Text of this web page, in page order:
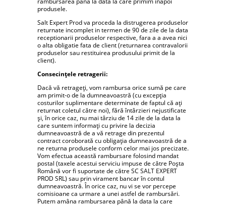
produsele.
Salt Expert Prod va proceda la distrugerea produselor
returnate incomplet in termen de 90 de zile de la data
receptionarii produselor respective, fara a a avea nici
o alta obligatie fata de client (returnarea contravalorii
produselor sau restituirea produsului primit de la
client).
Consecințele retragerii:
Dacă vă retrageți, vom rambursa orice sumă pe care
am primit-o de la dumneavoastră (cu excepția
costurilor suplimentare determinate de faptul că ați
returnat coletul către noi), fără întârzieri nejustificate
și, în orice caz, nu mai târziu de 14 zile de la data la
care suntem informați cu privire la decizia
dumneavoastră de a vă retrage din prezentul
contract coroborată cu obligația dumneavoastră de a
ne returna produsele conform celor mai jos precizate.
Vom efectua această rambursare folosind mandat
postal (taxele acestui serviciu impuse de către Poșta
Română vor fi suportate de către SC SALT EXPERT
PROD SRL) sau prin virament bancar în contul
dumneavoastră. În orice caz, nu vi se vor percepe
comisioane ca urmare a unei astfel de rambursări.
Putem amâna rambursarea până la data la care